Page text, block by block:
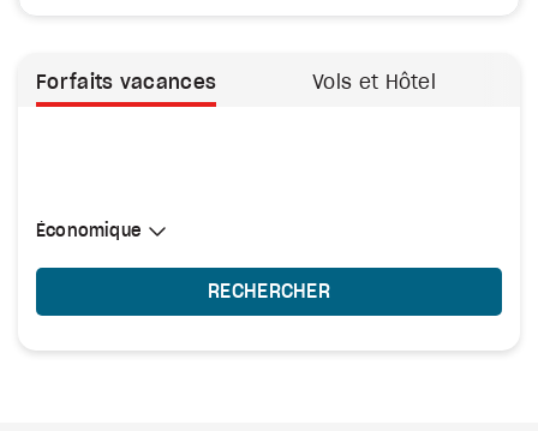
Forfaits vacances Vols et Hôtel
Sélectionner une cabine
Économique
Économique
RECHERCHER